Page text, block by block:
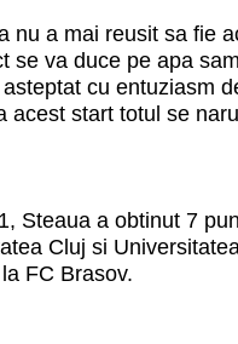
nu a mai reusit sa fie
se va duce pe apa
cu entuziasm
acest start totul se
Steaua a obtinut 7
Cluj si
FC Brasov.